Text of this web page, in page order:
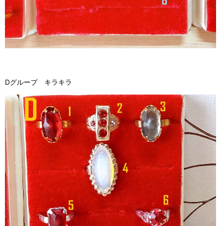
Dグループ キラキラ